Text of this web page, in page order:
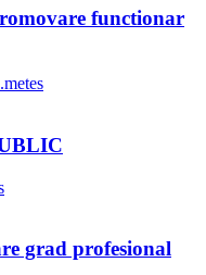
functionar
grad profesional